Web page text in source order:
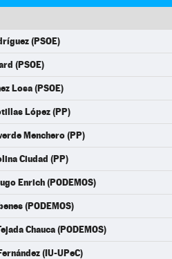
(PSOE)
(PSOE)
Losa (PSOE)
López (PP)
Menchero (PP)
Ciudad (PP)
Enrich (PODEMOS)
(PODEMOS)
Chauca (PODEMOS)
(IU-UPeC)